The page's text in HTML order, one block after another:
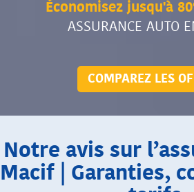
Économisez jusqu'à
ASSURANCE AUTO
COMPAREZ LES
Notre avis sur
Macif | Garanties,